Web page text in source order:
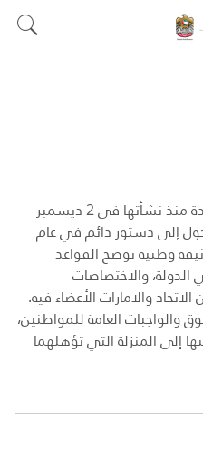
قامت دولة الامارات العربية المتحدة منذ نشأتها في 2 ديسمبر
تحول إلى دستور دائم في عام
وثيقة وطنية توضح القواعد
والاختصاصات
والامارات الأعضاء فيه.
والواجبات العامة للمواطنين،
إلى المنزلة التي تؤهلهما